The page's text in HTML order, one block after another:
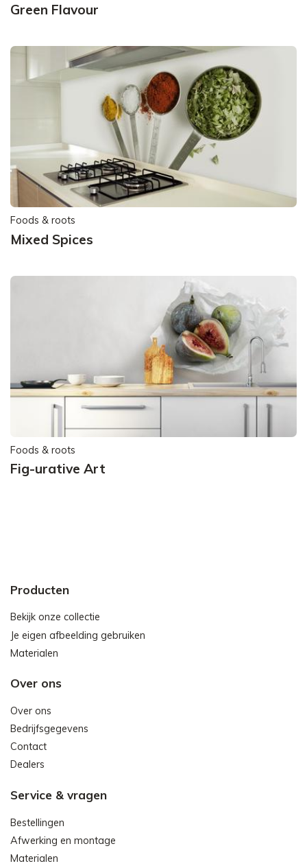
Green Flavour
Foods & roots
Mixed Spices
Foods & roots
Fig-urative Art
Producten
Bekijk onze collectie
Je eigen afbeelding gebruiken
Materialen
Over ons
Over ons
Bedrijfsgegevens
Contact
Dealers
Service & vragen
Bestellingen
Afwerking en montage
Materialen